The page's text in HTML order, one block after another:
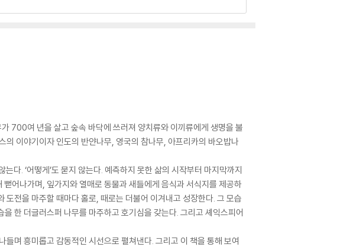
700여 년을 살고 숲속 바닥에 쓰러져 양치류와 이끼류에게 생명을 불
의 이야기이자 인도의 반얀나무, 영국의 참나무, 아프리카의 바오밥나
다. ‘어떻게’도 묻지 않는다. 예측하지 못한 삶의 시작부터 마지막까지
어나가며, 잎가지와 열매로 동물과 새들에게 음식과 서식지를 제공하
전을 마주할 때마다 홀로, 때로는 더불어 이겨내고 성장한다. 그 모습
한 더글러스퍼 나무를 마주하고 호기심을 갖는다. 그리고 셰익스피어
며 흥미롭고 감동적인 시선으로 펼쳐낸다. 그리고 이 책을 통해 보여